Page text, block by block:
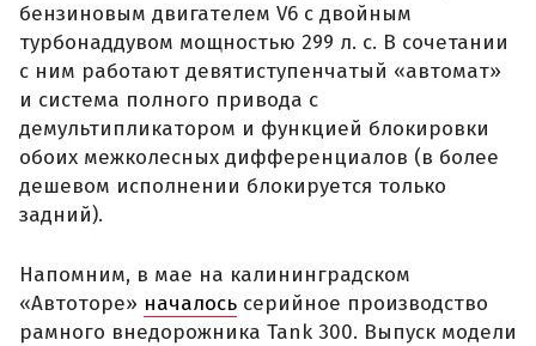
бензиновым двигателем V6 с двойным
турбонаддувом мощностью 299 л. с. В сочетании
с ним работают девятиступенчатый «автомат»
и система полного привода с
демультипликатором и функцией блокировки
обоих межколесных дифференциалов (в более
дешевом исполнении блокируется только
задний).
Напомним, в мае на калининградском
«Автоторе» началось серийное производство
рамного внедорожника Tank 300. Выпуск модели